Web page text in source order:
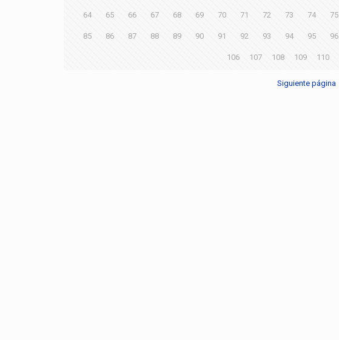
64 65 66 67 68 69 70 71 72 73 74 75
85 86 87 88 89 90 91 92 93 94 95 96
106 107 108 109 110
Siguiente página